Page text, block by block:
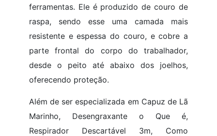
ferramentas. Ele é produzido de couro de
raspa, sendo esse uma camada mais
resistente e espessa do couro, e cobre a
parte frontal do corpo do trabalhador,
desde o peito até abaixo dos joelhos,
oferecendo proteção.
Além de ser especializada em Capuz de Lã
Marinho, Desengraxante o Que é,
Respirador Descartável 3m, Como